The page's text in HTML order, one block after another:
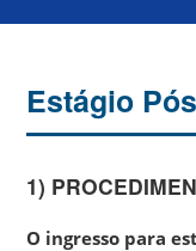
Estágio
1)
O ingresso para